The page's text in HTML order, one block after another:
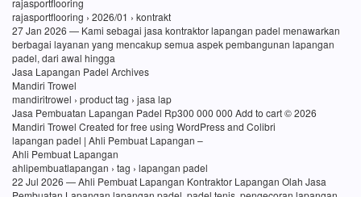
rajasportflooring
rajasportflooring › 2026/01 › kontrakt
27 Jan 2026 — Kami sebagai jasa kontraktor lapangan padel menawarkan
berbagai layanan yang mencakup semua aspek pembangunan lapangan
padel, dari awal hingga
Jasa Lapangan Padel Archives
Mandiri Trowel
mandiritrowel › product tag › jasa lap
Jasa Pembuatan Lapangan Padel Rp300 000 000 Add to cart © 2026
Mandiri Trowel Created for free using WordPress and Colibri
lapangan padel | Ahli Pembuat Lapangan –
Ahli Pembuat Lapangan
ahlipembuatlapangan › tag › lapangan padel
22 Jul 2026 — Ahli Pembuat Lapangan Kontraktor Lapangan Olah Jasa